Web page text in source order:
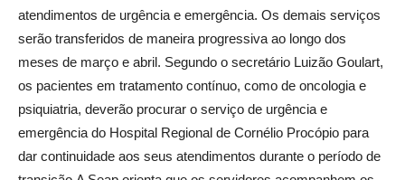
atendimentos de urgência e emergência. Os demais serviços
serão transferidos de maneira progressiva ao longo dos
meses de março e abril. Segundo o secretário Luizão Goulart,
os pacientes em tratamento contínuo, como de oncologia e
psiquiatria, deverão procurar o serviço de urgência e
emergência do Hospital Regional de Cornélio Procópio para
dar continuidade aos seus atendimentos durante o período de